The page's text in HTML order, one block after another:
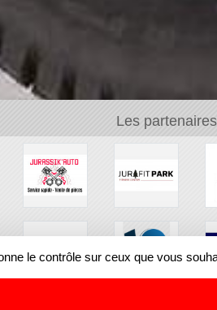
Les
le contrôle sur ceux que vous